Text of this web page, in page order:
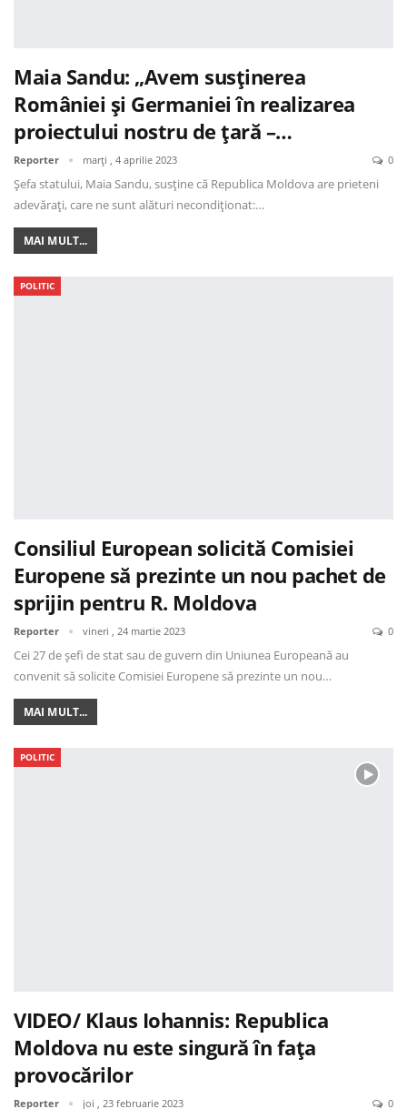
Maia Sandu: „Avem susținerea
României și Germaniei în realizarea
proiectului nostru de țară –…
Reporter marți , 4 aprilie 2023 0
Șefa statului, Maia Sandu, susține că Republica Moldova are prieteni
adevărați, care ne sunt alături necondiționat:…
MAI MULT...
POLITIC
Consiliul European solicită Comisiei
Europene să prezinte un nou pachet de
sprijin pentru R. Moldova
Reporter vineri , 24 martie 2023 0
Cei 27 de șefi de stat sau de guvern din Uniunea Europeană au
convenit să solicite Comisiei Europene să prezinte un nou…
MAI MULT...
POLITIC
VIDEO/ Klaus Iohannis: Republica
Moldova nu este singură în fața
provocărilor
Reporter joi , 23 februarie 2023 0